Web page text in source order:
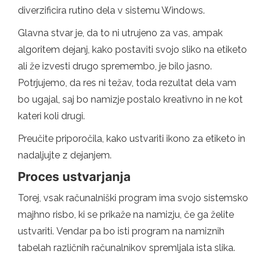
diverzificira rutino dela v sistemu Windows.
Glavna stvar je, da to ni utrujeno za vas, ampak
algoritem dejanj, kako postaviti svojo sliko na etiketo
ali že izvesti drugo spremembo, je bilo jasno.
Potrjujemo, da res ni težav, toda rezultat dela vam
bo ugajal, saj bo namizje postalo kreativno in ne kot
kateri koli drugi.
Preučite priporočila, kako ustvariti ikono za etiketo in
nadaljujte z dejanjem.
Proces ustvarjanja
Torej, vsak računalniški program ima svojo sistemsko
majhno risbo, ki se prikaže na namizju, če ga želite
ustvariti. Vendar pa bo isti program na namiznih
tabelah različnih računalnikov spremljala ista slika.